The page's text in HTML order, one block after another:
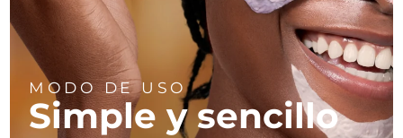
MODO DE USO
Simple y sencillo